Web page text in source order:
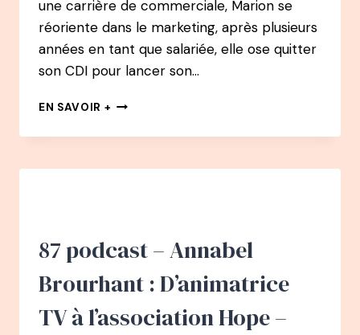
une carrière de commerciale, Marion se
réoriente dans le marketing, après plusieurs
années en tant que salariée, elle ose quitter
son CDI pour lancer son…
EN SAVOIR + 103
–
DOLISY
AU
MARKETING
À
87 podcast – Annabel
Brourhant : D’animatrice
TV à l’association Hope –